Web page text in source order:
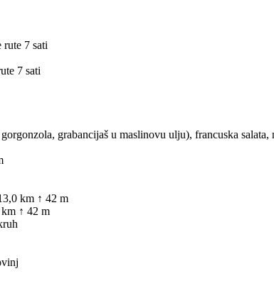
rute 7 sati
7 sati
grabancijaš u maslinovu ulju), francuska
km ↑ 42 m
↑ 42 m